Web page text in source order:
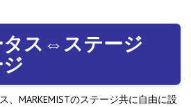
タス⇔ステージ
、MARKEMISTのステージ共に自由に設